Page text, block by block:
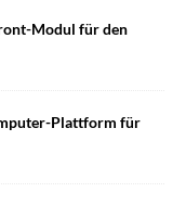
Modul für den
Plattform für